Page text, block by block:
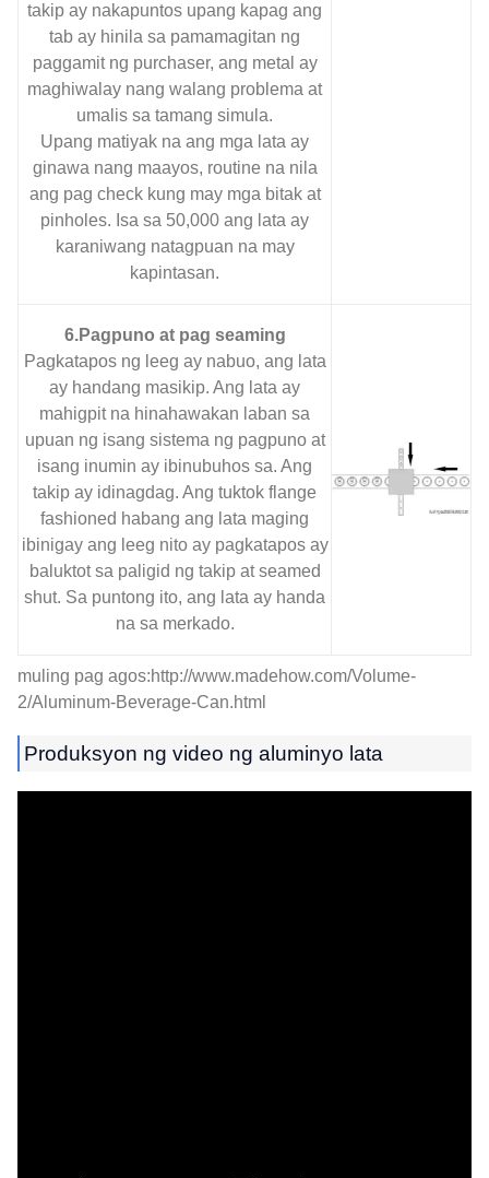
takip ay nakapuntos upang kapag ang
tab ay hinila sa pamamagitan ng
paggamit ng purchaser, ang metal ay
maghiwalay nang walang problema at
umalis sa tamang simula.
Upang matiyak na ang mga lata ay
ginawa nang maayos, routine na nila
ang pag check kung may mga bitak at
pinholes. Isa sa 50,000 ang lata ay
karaniwang natagpuan na may
kapintasan.
6.Pagpuno at pag seaming
Pagkatapos ng leeg ay nabuo, ang lata
ay handang masikip. Ang lata ay
mahigpit na hinahawakan laban sa
upuan ng isang sistema ng pagpuno at
isang inumin ay ibinubuhos sa. Ang
takip ay idinagdag. Ang tuktok flange
fashioned habang ang lata maging
ibinigay ang leeg nito ay pagkatapos ay
baluktot sa paligid ng takip at seamed
shut. Sa puntong ito, ang lata ay handa
na sa merkado.
muling pag agos:http://www.madehow.com/Volume-
2/Aluminum-Beverage-Can.html
Produksyon ng video ng aluminyo lata